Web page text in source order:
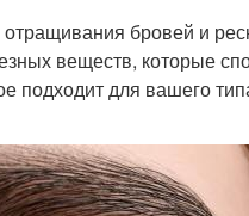
бровей и
веществ, которые
подходит для вашего